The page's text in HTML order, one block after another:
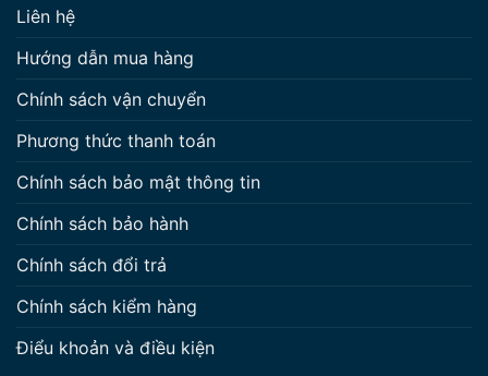
Liên hệ
Hướng dẫn mua hàng
Chính sách vận chuyển
Phương thức thanh toán
Chính sách bảo mật thông tin
Chính sách bảo hành
Chính sách đổi trả
Chính sách kiểm hàng
Điểu khoản và điều kiện